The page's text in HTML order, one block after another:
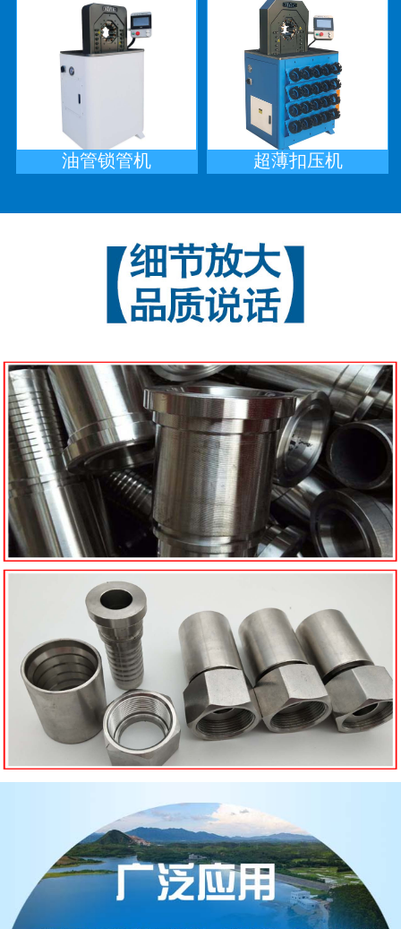
油管锁管机 超薄扣压机